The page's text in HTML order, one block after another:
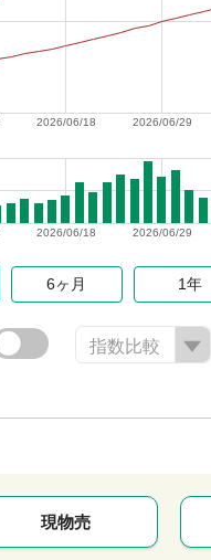
2026/06/29
2026/06/18
2026/06/29
2026/06/18
6ヶ月 1年
指数比較
現物売